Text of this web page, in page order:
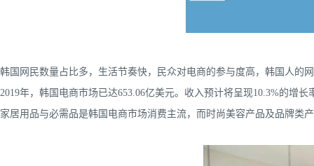
韩国网民数量占比多，生活节奏快，民众对电商的参与度高，韩国人的
2019年，韩国电商市场已达653.06亿美元。收入预计将呈现10.3%的增长
家居用品与必需品是韩国电商市场消费主流，而时尚美容产品及品牌类